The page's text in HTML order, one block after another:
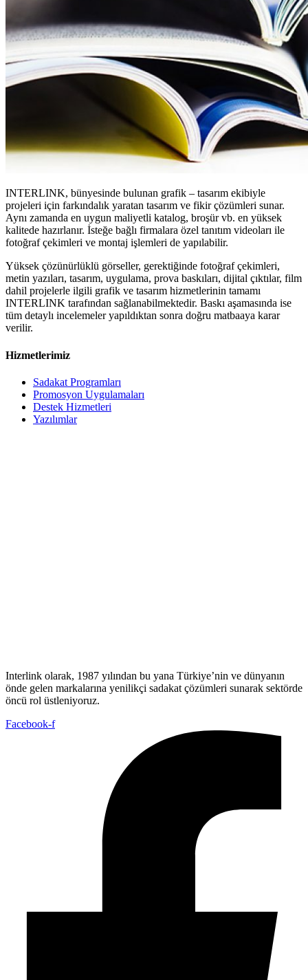
INTERLINK, bünyesinde bulunan grafik – tasarım ekibiyle
projeleri için farkındalık yaratan tasarım ve fikir çözümleri sunar.
Aynı zamanda en uygun maliyetli katalog, broşür vb. en yüksek
kalitede hazırlanır. İsteğe bağlı firmalara özel tanıtım videoları ile
fotoğraf çekimleri ve montaj işlemleri de yapılabilir.
Yüksek çözünürlüklü görseller, gerektiğinde fotoğraf çekimleri,
metin yazıları, tasarım, uygulama, prova baskıları, dijital çıktılar, film
dahil projelerle ilgili grafik ve tasarım hizmetlerinin tamamı
INTERLINK tarafından sağlanabilmektedir. Baskı aşamasında ise
tüm detaylı incelemeler yapıldıktan sonra doğru matbaaya karar
verilir.
Hizmetlerimiz
Sadakat Programları
Promosyon Uygulamaları
Destek Hizmetleri
Yazılımlar
Interlink olarak, 1987 yılından bu yana Türkiye’nin ve dünyanın
önde gelen markalarına yenilikçi sadakat çözümleri sunarak sektörde
öncü rol üstleniyoruz.
Facebook-f